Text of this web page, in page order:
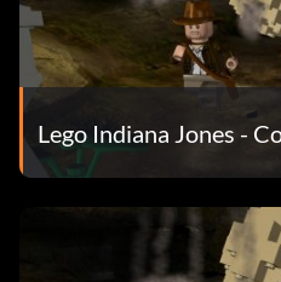
Major Toht 13NS01
Mola Ram FJUR31
Pankot assassin 2NKT72
Gardien de Pankot VN28RH
Lego Indiana Jones -